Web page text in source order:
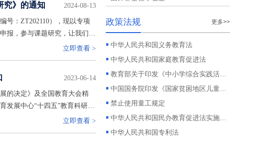
究》的通知 2024-08-13
号：ZT202110），现以专项
报，参与课题研究，让我们一
立即查看 >
2023-06-14
的决定》及全国教育大会精
发展中心“十四五”教育科研规
立即查看 >
▪
咨询师
首届大单元•大观念教学研讨会邀请函
关于博鳌国际青少年服务创新大会延期
召开的通知
关于组织参加“博鳌国际青少年服务创新
大会 暨关心下一代健康和体育创新发展
政策法规 更多>>
▪ 中华人民共和国义务教育法
▪ 中华人民共和国家庭教育促进法
▪ 教育部关于印发《中小学综合实践活动课程指导纲要》的通知
▪ 中国国务院印发《国家贫困地区儿童发展规划》
▪ 禁止使用童工规定
▪ 中华人民共和国民办教育促进法实施条例
▪ 中华人民共和国专利法